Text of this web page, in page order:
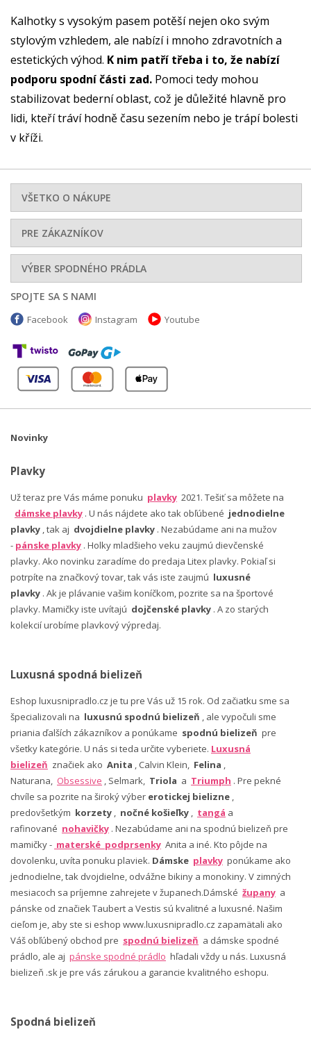
Kalhotky s vysokým pasem potěší nejen oko svým
stylovým vzhledem, ale nabízí i mnoho zdravotních a
estetických výhod. K nim patří třeba i to, že nabízí
podporu spodní části zad. Pomoci tedy mohou
stabilizovat bederní oblast, což je důležité hlavně pro
lidi, kteří tráví hodně času sezením nebo je trápí bolesti
v kříži.
VŠETKO O NÁKUPE
PRE ZÁKAZNÍKOV
VÝBER SPODNÉHO PRÁDLA
SPOJTE SA S NAMI
Facebook Instagram Youtube
Novinky
Plavky
Už teraz pre Vás máme ponuku plavky 2021. Tešiť sa môžete na
dámske plavky . U nás nájdete ako tak obľúbené jednodielne
plavky , tak aj dvojdielne plavky . Nezabúdame ani na mužov
- pánske plavky . Holky mladšieho veku zaujmú dievčenské
plavky. Ako novinku zaradíme do predaja Litex plavky. Pokiaľ si
potrpíte na značkový tovar, tak vás iste zaujmú luxusné
plavky . Ak je plávanie vašim koníčkom, pozrite sa na športové
plavky. Mamičky iste uvítajú dojčenské plavky . A zo starých
kolekcií urobíme plavkový výpredaj.
Luxusná spodná bielizeň
Eshop luxusnipradlo.cz je tu pre Vás už 15 rok. Od začiatku sme sa
špecializovali na luxusnú spodnú bielizeň , ale vypočuli sme
priania ďalších zákazníkov a ponúkame spodnú bielizeň pre
všetky kategórie. U nás si teda určite vyberiete. Luxusná
bielizeň značiek ako Anita , Calvin Klein, Felina ,
Naturana, Obsessive , Selmark, Triola a Triumph . Pre pekné
chvíle sa pozrite na široký výber erotickej bielizne ,
predovšetkým korzety , nočné košieľky , tangá a
rafinované nohavičky . Nezabúdame ani na spodnú bielizeň pre
mamičky - materské podprsenky Anita a iné. Kto pôjde na
dovolenku, uvíta ponuku plaviek. Dámske plavky ponúkame ako
jednodielne, tak dvojdielne, odvážne bikiny a monokiny. V zimných
mesiacoch sa príjemne zahrejete v županech.Dámské župany a
pánske od značiek Taubert a Vestis sú kvalitné a luxusné. Našim
cieľom je, aby ste si eshop www.luxusnipradlo.cz zapamätali ako
Váš obľúbený obchod pre spodnú bielizeň a dámske spodné
prádlo, ale aj pánske spodné prádlo hľadali vždy u nás. Luxusná
bielizeň .sk je pre vás zárukou a garancie kvalitného eshopu.
Spodná bielizeň